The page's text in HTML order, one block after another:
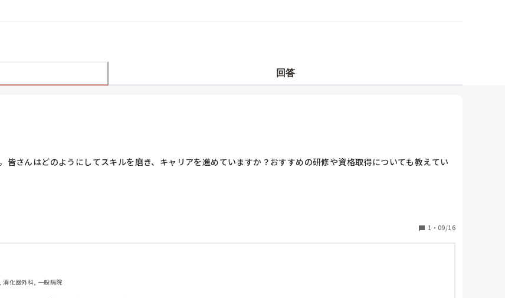
回答
さんはどのようにしてスキルを磨き、キャリアを進めていますか？おすすめの研修や資格取得についても教えてい
1 ・ 09/16
化器外科, 一般病院